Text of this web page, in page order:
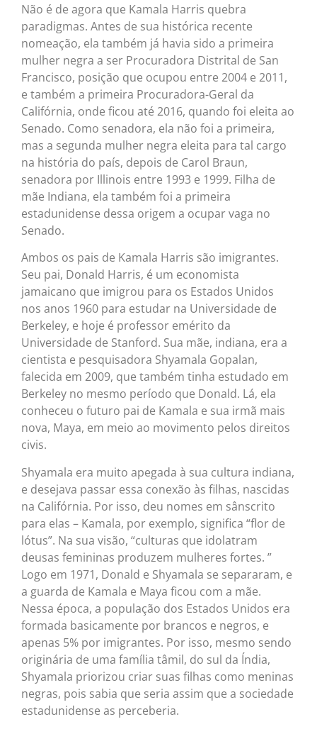
Não é de agora que Kamala Harris quebra
paradigmas. Antes de sua histórica recente
nomeação, ela também já havia sido a primeira
mulher negra a ser Procuradora Distrital de San
Francisco, posição que ocupou entre 2004 e 2011,
e também a primeira Procuradora-Geral da
Califórnia, onde ficou até 2016, quando foi eleita ao
Senado. Como senadora, ela não foi a primeira,
mas a segunda mulher negra eleita para tal cargo
na história do país, depois de Carol Braun,
senadora por Illinois entre 1993 e 1999. Filha de
mãe Indiana, ela também foi a primeira
estadunidense dessa origem a ocupar vaga no
Senado.
Ambos os pais de Kamala Harris são imigrantes.
Seu pai, Donald Harris, é um economista
jamaicano que imigrou para os Estados Unidos
nos anos 1960 para estudar na Universidade de
Berkeley, e hoje é professor emérito da
Universidade de Stanford. Sua mãe, indiana, era a
cientista e pesquisadora Shyamala Gopalan,
falecida em 2009, que também tinha estudado em
Berkeley no mesmo período que Donald. Lá, ela
conheceu o futuro pai de Kamala e sua irmã mais
nova, Maya, em meio ao movimento pelos direitos
civis.
Shyamala era muito apegada à sua cultura indiana,
e desejava passar essa conexão às filhas, nascidas
na Califórnia. Por isso, deu nomes em sânscrito
para elas – Kamala, por exemplo, significa “flor de
lótus”. Na sua visão, “culturas que idolatram
deusas femininas produzem mulheres fortes. ”
Logo em 1971, Donald e Shyamala se separaram, e
a guarda de Kamala e Maya ficou com a mãe.
Nessa época, a população dos Estados Unidos era
formada basicamente por brancos e negros, e
apenas 5% por imigrantes. Por isso, mesmo sendo
originária de uma família tâmil, do sul da Índia,
Shyamala priorizou criar suas filhas como meninas
negras, pois sabia que seria assim que a sociedade
estadunidense as perceberia.